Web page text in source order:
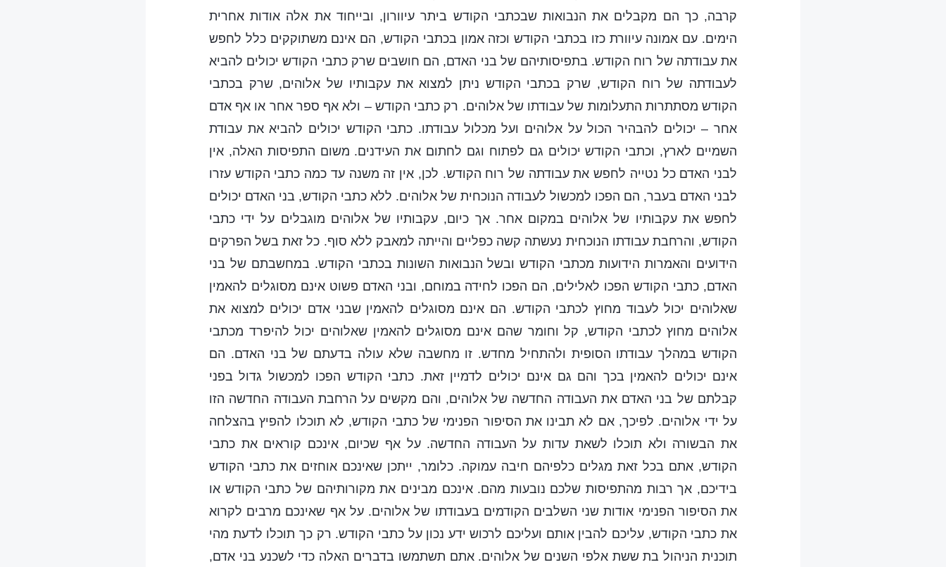
קרבה, כך הם מקבלים את הנבואות שבכתבי הקודש ביתר עיוורון, ובייחוד את אלה אודות אחרית
הימים. עם אמונה עיוורת כזו בכתבי הקודש וכזה אמון בכתבי הקודש, הם אינם משתוקקים כלל לחפש
את עבודתה של רוח הקודש. בתפיסותיהם של בני האדם, הם חושבים שרק כתבי הקודש יכולים להביא
לעבודתה של רוח הקודש, שרק בכתבי הקודש ניתן למצוא את עקבותיו של אלוהים, שרק בכתבי
הקודש מסתתרות התעלומות של עבודתו של אלוהים. רק כתבי הקודש – ולא אף ספר אחר או אף אדם
אחר – יכולים להבהיר הכול על אלוהים ועל מכלול עבודתו. כתבי הקודש יכולים להביא את עבודת
השמיים לארץ, וכתבי הקודש יכולים גם לפתוח וגם לחתום את העידנים. משום התפיסות האלה, אין
לבני האדם כל נטייה לחפש את עבודתה של רוח הקודש. לכן, אין זה משנה עד כמה כתבי הקודש עזרו
לבני האדם בעבר, הם הפכו למכשול לעבודה הנוכחית של אלוהים. ללא כתבי הקודש, בני האדם יכולים
לחפש את עקבותיו של אלוהים במקום אחר. אך כיום, עקבותיו של אלוהים מוגבלים על ידי כתבי
הקודש, והרחבת עבודתו הנוכחית נעשתה קשה כפליים והייתה למאבק ללא סוף. כל זאת בשל הפרקים
הידועים והאמרות הידועות מכתבי הקודש ובשל הנבואות השונות בכתבי הקודש. במחשבתם של בני
האדם, כתבי הקודש הפכו לאלילים, הם הפכו לחידה במוחם, ובני האדם פשוט אינם מסוגלים להאמין
שאלוהים יכול לעבוד מחוץ לכתבי הקודש. הם אינם מסוגלים להאמין שבני אדם יכולים למצוא את
אלוהים מחוץ לכתבי הקודש, קל וחומר שהם אינם מסוגלים להאמין שאלוהים יכול להיפרד מכתבי
הקודש במהלך עבודתו הסופית ולהתחיל מחדש. זו מחשבה שלא עולה בדעתם של בני האדם. הם
אינם יכולים להאמין בכך והם גם אינם יכולים לדמיין זאת. כתבי הקודש הפכו למכשול גדול בפני
קבלתם של בני האדם את העבודה החדשה של אלוהים, והם מקשים על הרחבת העבודה החדשה הזו
על ידי אלוהים. לפיכך, אם לא תבינו את הסיפור הפנימי של כתבי הקודש, לא תוכלו להפיץ בהצלחה
את הבשורה ולא תוכלו לשאת עדות על העבודה החדשה. על אף שכיום, אינכם קוראים את כתבי
הקודש, אתם בכל זאת מגלים כלפיהם חיבה עמוקה. כלומר, ייתכן שאינכם אוחזים את כתבי הקודש
בידיכם, אך רבות מהתפיסות שלכם נובעות מהם. אינכם מבינים את מקורותיהם של כתבי הקודש או
את הסיפור הפנימי אודות שני השלבים הקודמים בעבודתו של אלוהים. על אף שאינכם מרבים לקרוא
את כתבי הקודש, עליכם להבין אותם ועליכם לרכוש ידע נכון על כתבי הקודש. רק כך תוכלו לדעת מהי
תוכנית הניהול בת ששת אלפי השנים של אלוהים. אתם תשתמשו בדברים האלה כדי לשכנע בני אדם,